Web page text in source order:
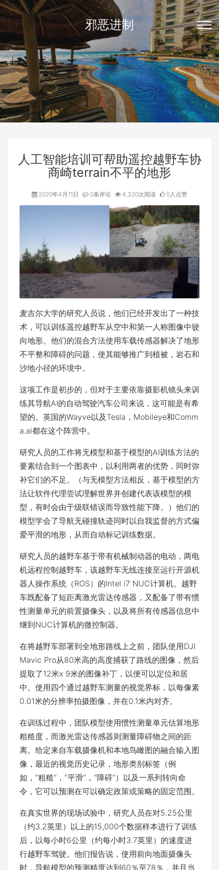
邪恶进制
人工智能培训可帮助遥控越野车协
商崎terrain不平的地形
2020年4月11日 0条评论 4,320次阅读 0人点赞
麦吉尔大学的研究人员说，他们已经开发出了一种技
术，可以训练遥控越野车从空中和第一人称图像中驶
向地形。他们的混合方法使用车载传感器解决了地形
不平整和障碍的问题，使其能够推广到植被，岩石和
沙地小径的环境中。
这项工作是初步的，但对于主要依靠摄影机镜头来训
练其导航AI的自动驾驶汽车公司来说，这可能是有希
望的。英国的Wayve以及Tesla，Mobileye和Comm
a.ai都在这个阵营中。
研究人员的工作将无模型和基于模型的AI训练方法的
要素结合到一个图表中，以利用两者的优势，同时弥
补它们的不足。（与无模型方法相反，基于模型的方
法让软件代理尝试理解世界并创建代表该模型的模
型，有时会由于级联错误而导致性能下降。）他们的
模型学会了导航无碰撞轨迹同时以自我监督的方式偏
爱平滑的地形，从而自动标记训练数据。
研究人员的越野车基于带有机械制动器的电动，两电
机远程控制越野车，该越野车无线连接至运行开源机
器人操作系统（ROS）的Intel i7 NUC计算机。越野
车既配备了短距离激光雷达传感器，又配备了带有惯
性测量单元的前置摄像头，以及将所有传感器信息中
继到NUC计算机的微控制器。
在将越野车部署到全地形路线上之前，团队使用DJI
Mavic Pro从80米高的高度捕获了路线的图像，然后
提取了12米x 9米的图像补丁，以便可以定位和居
中。使用四个通过越野车测量的视觉界标，以每像素
0.01米的分辨率拍摄图像，并在0.1米内对齐。
在训练过程中，团队模型使用惯性测量单元估算地形
粗糙度，而激光雷达传感器则测量障碍物之间的距
离。给定来自车载摄像机和本地鸟瞰图的融合输入图
像，最近的视觉历史记录，地形类别标签（例
如，“粗糙”，“平滑”，“障碍”）以及一系列转向命
令，它可以预测在可以确定政策或策略的固定范围。
在真实世界的现场试验中，研究人员在对5.25公里
（约3.2英里）以上的15,000个数据样本进行了训练
后，以每小时6公里（约每小时3.7英里）的速度进
行越野车驾驶。他们报告说，使用前向地面摄像头
时，导航模型的预测精度达到60％至78％，并且当